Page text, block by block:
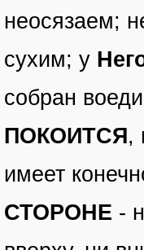
неосязаем;
сухим; у
собран
ПОКОИТСЯ,
имеет
СТОРОНЕ -